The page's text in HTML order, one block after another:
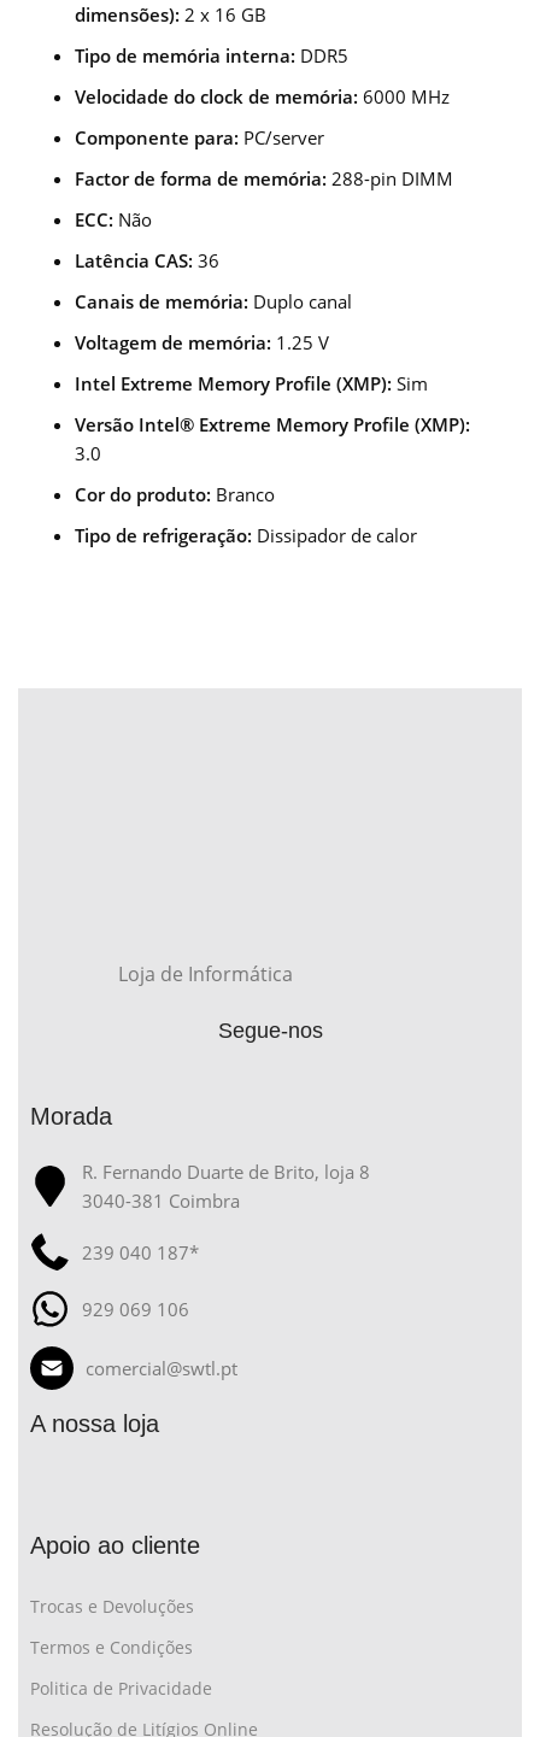
dimensões): 2 x 16 GB
Tipo de memória interna: DDR5
Velocidade do clock de memória: 6000 MHz
Componente para: PC/server
Factor de forma de memória: 288-pin DIMM
ECC: Não
Latência CAS: 36
Canais de memória: Duplo canal
Voltagem de memória: 1.25 V
Intel Extreme Memory Profile (XMP): Sim
Versão Intel® Extreme Memory Profile (XMP):
3.0
Cor do produto: Branco
Tipo de refrigeração: Dissipador de calor
Loja de Informática
Segue-nos
Morada
R. Fernando Duarte de Brito, loja 8
3040-381 Coimbra
239 040 187*
929 069 106
comercial@swtl.pt
A nossa loja
Apoio ao cliente
Trocas e Devoluções
Termos e Condições
Politica de Privacidade
Resolução de Litígios Online